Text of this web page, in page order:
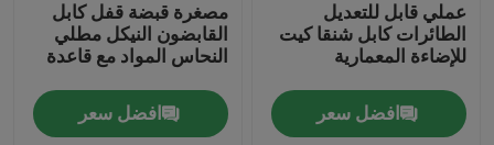
عملي قابل للتعديل
الطائرات كابل شنقا كيت
للإضاءة المعمارية
افضل سعر
مصغرة قبضة قفل كابل
القابضون النيكل مطلي
النحاس المواد مع قاعدة
افضل سعر